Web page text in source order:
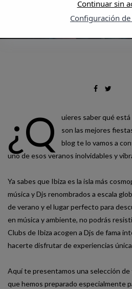
¿Q
uieres saber qué está
son las mejores
blog te lo vamos a
uno de esos veranos inolvidables y
Ya sabes que Ibiza es la isla más
música y Djs renombrados a escala
de verano y el lugar perfecto para
en música y ambiente, no podrás
Clubs de Ibiza acogen a Djs de fama
hacerte disfrutar de experiencias
Aquí te presentamos una selección de
que hemos preparado especialmente
Configuración
Continuar sin